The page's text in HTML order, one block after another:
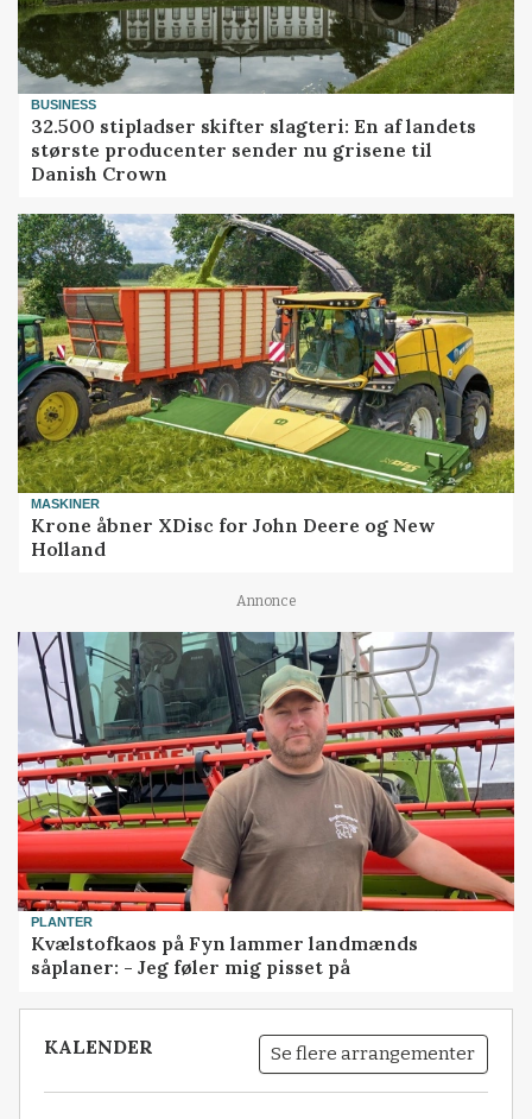
BUSINESS
32.500 stipladser skifter slagteri: En af landets
største producenter sender nu grisene til
Danish Crown
MASKINER
Krone åbner XDisc for John Deere og New
Holland
Annonce
PLANTER
Kvælstofkaos på Fyn lammer landmænds
såplaner: - Jeg føler mig pisset på
KALENDER Se flere arrangementer